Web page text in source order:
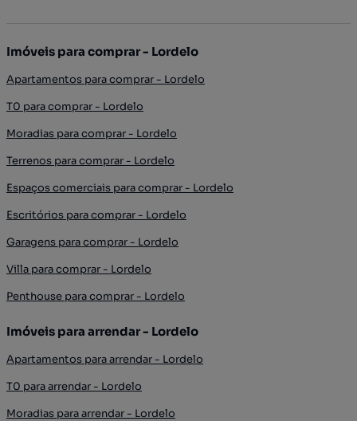
Imóveis para comprar - Lordelo
Apartamentos para comprar - Lordelo
T0 para comprar - Lordelo
Moradias para comprar - Lordelo
Terrenos para comprar - Lordelo
Espaços comerciais para comprar - Lordelo
Escritórios para comprar - Lordelo
Garagens para comprar - Lordelo
Villa para comprar - Lordelo
Penthouse para comprar - Lordelo
Imóveis para arrendar - Lordelo
Apartamentos para arrendar - Lordelo
T0 para arrendar - Lordelo
Moradias para arrendar - Lordelo